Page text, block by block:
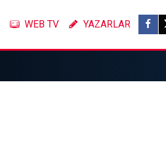
WEB TV YAZARLAR